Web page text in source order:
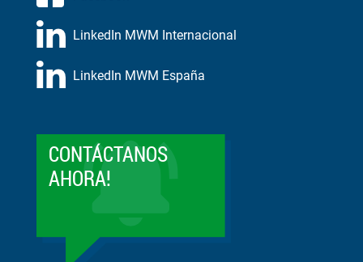
LinkedIn MWM Internacional
LinkedIn MWM España
CONTÁCTANOS
AHORA!